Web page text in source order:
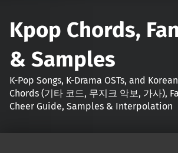
Kpop Chords,
& Samples
K-Pop Songs, K-Drama OSTs, and
Chords (기타 코드, 무지크 악보, 가사),
Cheer Guide, Samples & Interpolation